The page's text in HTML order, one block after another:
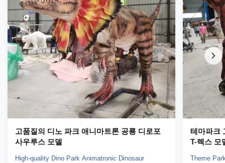
고품질의 디노 파크 애니마트론 공룡 디로포
사우루스 모델
High-quality Dino Park Animatronic Dinosaur
테마파크
T-렉스 모
Theme